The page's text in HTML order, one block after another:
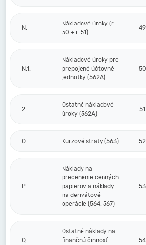
N.
Nákladové úroky (r.
50 + r. 51)
49
N.1.
Nákladové úroky pre
prepojené účtovné
jednotky (562A)
50
2.
Ostatné nákladové
úroky (562A)
51
O. Kurzové straty (563) 52
P.
Náklady na
precenenie cenných
papierov a náklady
na derivátové
operácie (564, 567)
53
Q.
Ostatné náklady na
finančnú činnosť
54